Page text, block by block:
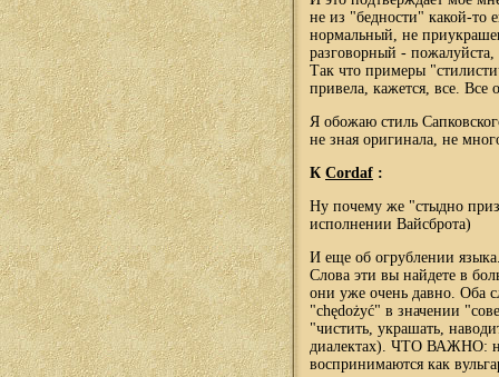
не из "бедности" какой-то
нормальный, не
разговорный -
Так что примеры
привела, кажется, все. Все
Я обожаю стиль
не зная оригинала, не
К Cordaf :
Ну почему же "стыдно
исполнении Вайсброта)
И еще об огрублении
Слова эти вы найдете в
они уже очень давно. Оба
"chędożyć" в значении
"чистить, украшать,
диалектах). ЧТО ВАЖНО:
воспринимаются как